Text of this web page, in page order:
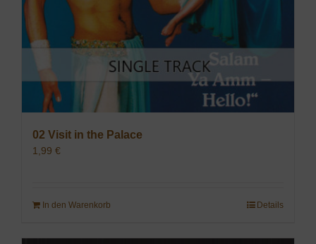
02 Visit in the Palace
1,99 €
In den Warenkorb Details